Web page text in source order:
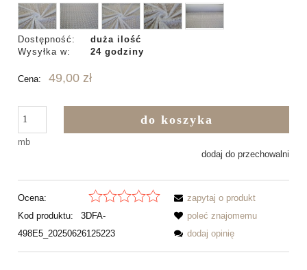
Dostępność:
duża ilość
Wysyłka w:
24 godziny
Cena: 49,00 zł
mb
do koszyka
dodaj do przechowalni
Ocena:
Kod produktu:
3DFA-
498E5_20250626125223
zapytaj o produkt
poleć znajomemu
dodaj opinię